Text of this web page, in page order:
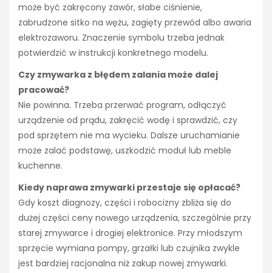
może być zakręcony zawór, słabe ciśnienie,
zabrudzone sitko na wężu, zagięty przewód albo awaria
elektrozaworu. Znaczenie symbolu trzeba jednak
potwierdzić w instrukcji konkretnego modelu.
Czy zmywarka z błędem zalania może dalej
pracować?
Nie powinna. Trzeba przerwać program, odłączyć
urządzenie od prądu, zakręcić wodę i sprawdzić, czy
pod sprzętem nie ma wycieku. Dalsze uruchamianie
może zalać podstawę, uszkodzić moduł lub meble
kuchenne.
Kiedy naprawa zmywarki przestaje się opłacać?
Gdy koszt diagnozy, części i robocizny zbliża się do
dużej części ceny nowego urządzenia, szczególnie przy
starej zmywarce i drogiej elektronice. Przy młodszym
sprzęcie wymiana pompy, grzałki lub czujnika zwykle
jest bardziej racjonalna niż zakup nowej zmywarki.